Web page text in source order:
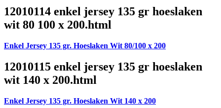
12010114 enkel jersey 135 gr hoeslaken
wit 80 100 x 200.html
Enkel Jersey 135 gr. Hoeslaken Wit 80/100 x 200
12010115 enkel jersey 135 gr hoeslaken
wit 140 x 200.html
Enkel Jersey 135 gr. Hoeslaken Wit 140 x 200